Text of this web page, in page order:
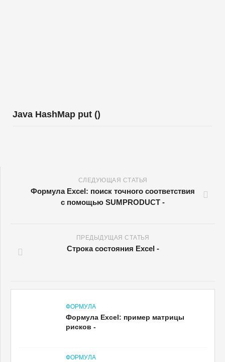
Java HashMap put ()
СЛЕДУЮЩАЯ СТАТЬЯ
Формула Excel: поиск точного соответствия
с помощью SUMPRODUCT -
ПРЕДЫДУЩАЯ СТАТЬЯ
Строка состояния Excel -
ФОРМУЛА
Формула Excel: пример матрицы
рисков -
ФОРМУЛА